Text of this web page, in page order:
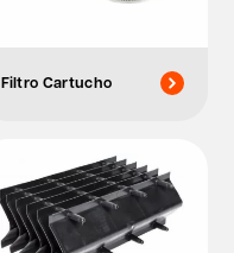
Filtro Cartucho